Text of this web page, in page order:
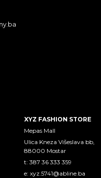
XYZ FASHION STORE
Mepas Mall
Ulica Kneza Višeslava bb,
88000 Mostar
t: 387 36 333 359
e:xyz.5741@abline.ba